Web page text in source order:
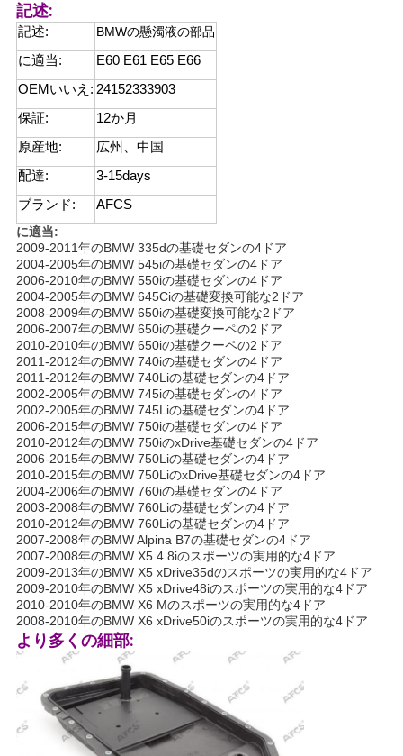
ニ
ュ
ー
ス
引
金
を
求
め
て
く
だ
さ
い
地
図
プ
ラ
記述:
記述: BMWの懸濁液の部品
に適当:
E60 E61 E65 E66
OEMいいえ: 24152333903
保証:
12か月
原産地:
広州、中国
配達:
3-15days
ブランド:
AFCS
に適当:
2009-2011年のBMW 335dの基礎セダンの4ドア
2004-2005年のBMW 545iの基礎セダンの4ドア
2006-2010年のBMW 550iの基礎セダンの4ドア
2004-2005年のBMW 645Ciの基礎変換可能な2ドア
2008-2009年のBMW 650iの基礎変換可能な2ドア
2006-2007年のBMW 650iの基礎クーペの2ドア
2010-2010年のBMW 650iの基礎クーペの2ドア
2011-2012年のBMW 740iの基礎セダンの4ドア
2011-2012年のBMW 740Liの基礎セダンの4ドア
2002-2005年のBMW 745iの基礎セダンの4ドア
2002-2005年のBMW 745Liの基礎セダンの4ドア
2006-2015年のBMW 750iの基礎セダンの4ドア
2010-2012年のBMW 750iのxDrive基礎セダンの4ドア
2006-2015年のBMW 750Liの基礎セダンの4ドア
2010-2015年のBMW 750LiのxDrive基礎セダンの4ドア
2004-2006年のBMW 760iの基礎セダンの4ドア
2003-2008年のBMW 760Liの基礎セダンの4ドア
2010-2012年のBMW 760Liの基礎セダンの4ドア
2007-2008年のBMW Alpina B7の基礎セダンの4ドア
2007-2008年のBMW X5 4.8iのスポーツの実用的な4ドア
2009-2013年のBMW X5 xDrive35dのスポーツの実用的な4ドア
2009-2010年のBMW X5 xDrive48iのスポーツの実用的な4ドア
2010-2010年のBMW X6 Mのスポーツの実用的な4ドア
2008-2010年のBMW X6 xDrive50iのスポーツの実用的な4ドア
より多くの細部: